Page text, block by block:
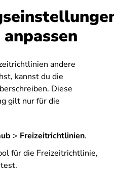
andere
kannst du die
Diese
gilt nur für die
> Freizeitrichtlinien.
für die Freizeitrichtlinie,